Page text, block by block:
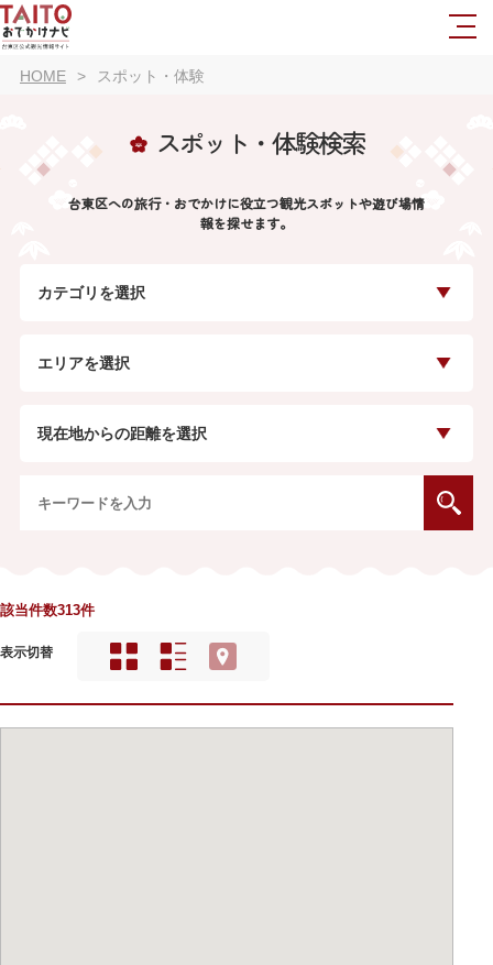
HOME スポット・体験
スポット・体験検索
台東区への旅行・おでかけに役立つ観光スポットや遊び場情
報を探せます。
カテゴリを選択
エリアを選択
現在地からの距離を選択
該当件数313件
表示切替